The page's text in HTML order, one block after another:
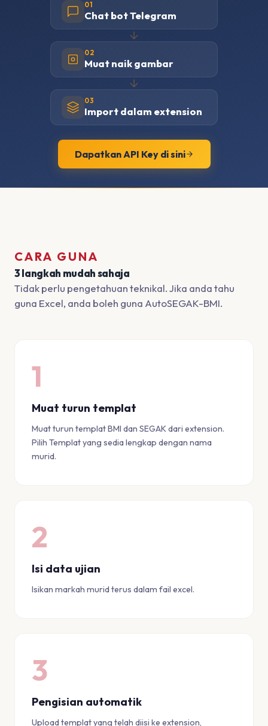
01
Chat bot Telegram
02
Muat naik gambar
03
Import dalam extension
Dapatkan API Key di sini
CARA GUNA
3 langkah mudah sahaja
Tidak perlu pengetahuan teknikal. Jika anda tahu
guna Excel, anda boleh guna AutoSEGAK-BMI.
1
Muat turun templat
Muat turun templat BMI dan SEGAK dari extension.
Pilih Templat yang sedia lengkap dengan nama
murid.
2
Isi data ujian
Isikan markah murid terus dalam fail excel.
3
Pengisian automatik
Upload templat yang telah diisi ke extension,